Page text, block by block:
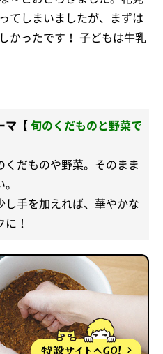
てしまいましたが、まずは
かったです！ 子どもは牛乳
マ【 旬のくだものと野菜で
くだものや野菜。そのまま
し手を加えれば、華やかな
！